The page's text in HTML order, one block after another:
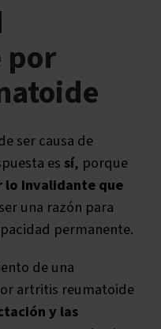
por
ser causa de
es sí, porque
invalidante que
una razón para
permanente.
de una
artritis reumatoide
y las